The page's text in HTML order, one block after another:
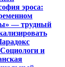
эроса:
— трудный
Социологи и